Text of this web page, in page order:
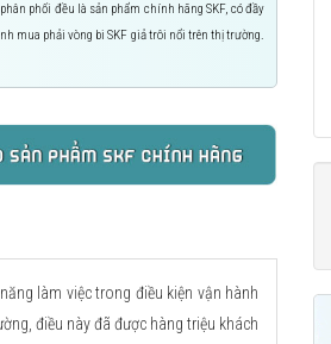
phối đều là sản phẩm chính hãng SKF, có đầy
mua phải vòng bi SKF giả trôi nổi trên thị trường.
làm việc trong điều kiện vận hành
điều này đã được hàng triệu khách